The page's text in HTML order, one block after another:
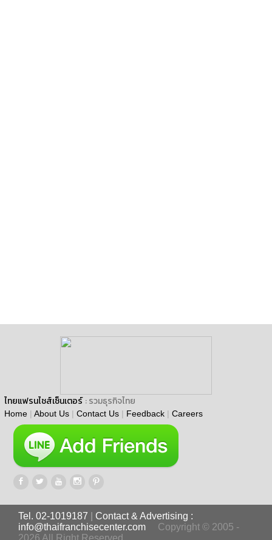
ไทยแฟรนไชส์เซ็นเตอร์ : รวมธุรกิจไทย
Home | About Us | Contact Us | Feedback | Careers
Tel. 02-1019187
Contact & Advertising :
info@thaifranchisecenter.com
Copyright © 2005 -